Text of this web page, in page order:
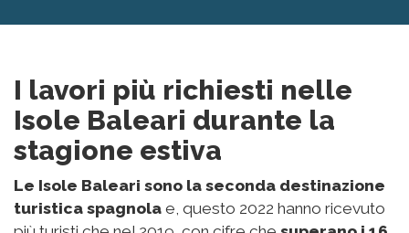
I lavori più richiesti nelle
Isole Baleari durante la
stagione estiva
Le Isole Baleari sono la seconda destinazione
turistica spagnola e, questo 2022 hanno ricevuto